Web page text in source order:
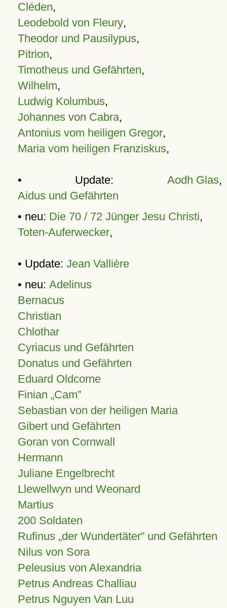
Cléden,
Leodebold von Fleury,
Theodor und Pausilypus,
Pitrion,
Timotheus und Gefährten,
Wilhelm,
Ludwig Kolumbus,
Johannes von Cabra,
Antonius vom heiligen Gregor,
Maria vom heiligen Franziskus,
• Update: Aodh Glas,
Aidus und Gefährten
• neu: Die 70 / 72 Jünger Jesu Christi,
Toten-Auferwecker,
• Update: Jean Vallière
• neu: Adelinus
Bernacus
Christian
Chlothar
Cyriacus und Gefährten
Donatus und Gefährten
Eduard Oldcorne
Finian Cam
Sebastian von der heiligen Maria
Gibert und Gefährten
Goran von Cornwall
Hermann
Juliane Engelbrecht
Llewellwyn und Weonard
Martius
200 Soldaten
Rufinus „der Wundertäter” und Gefährten
Nilus von Sora
Peleusius von Alexandria
Petrus Andreas Challiau
Petrus Nguyen Van Luu